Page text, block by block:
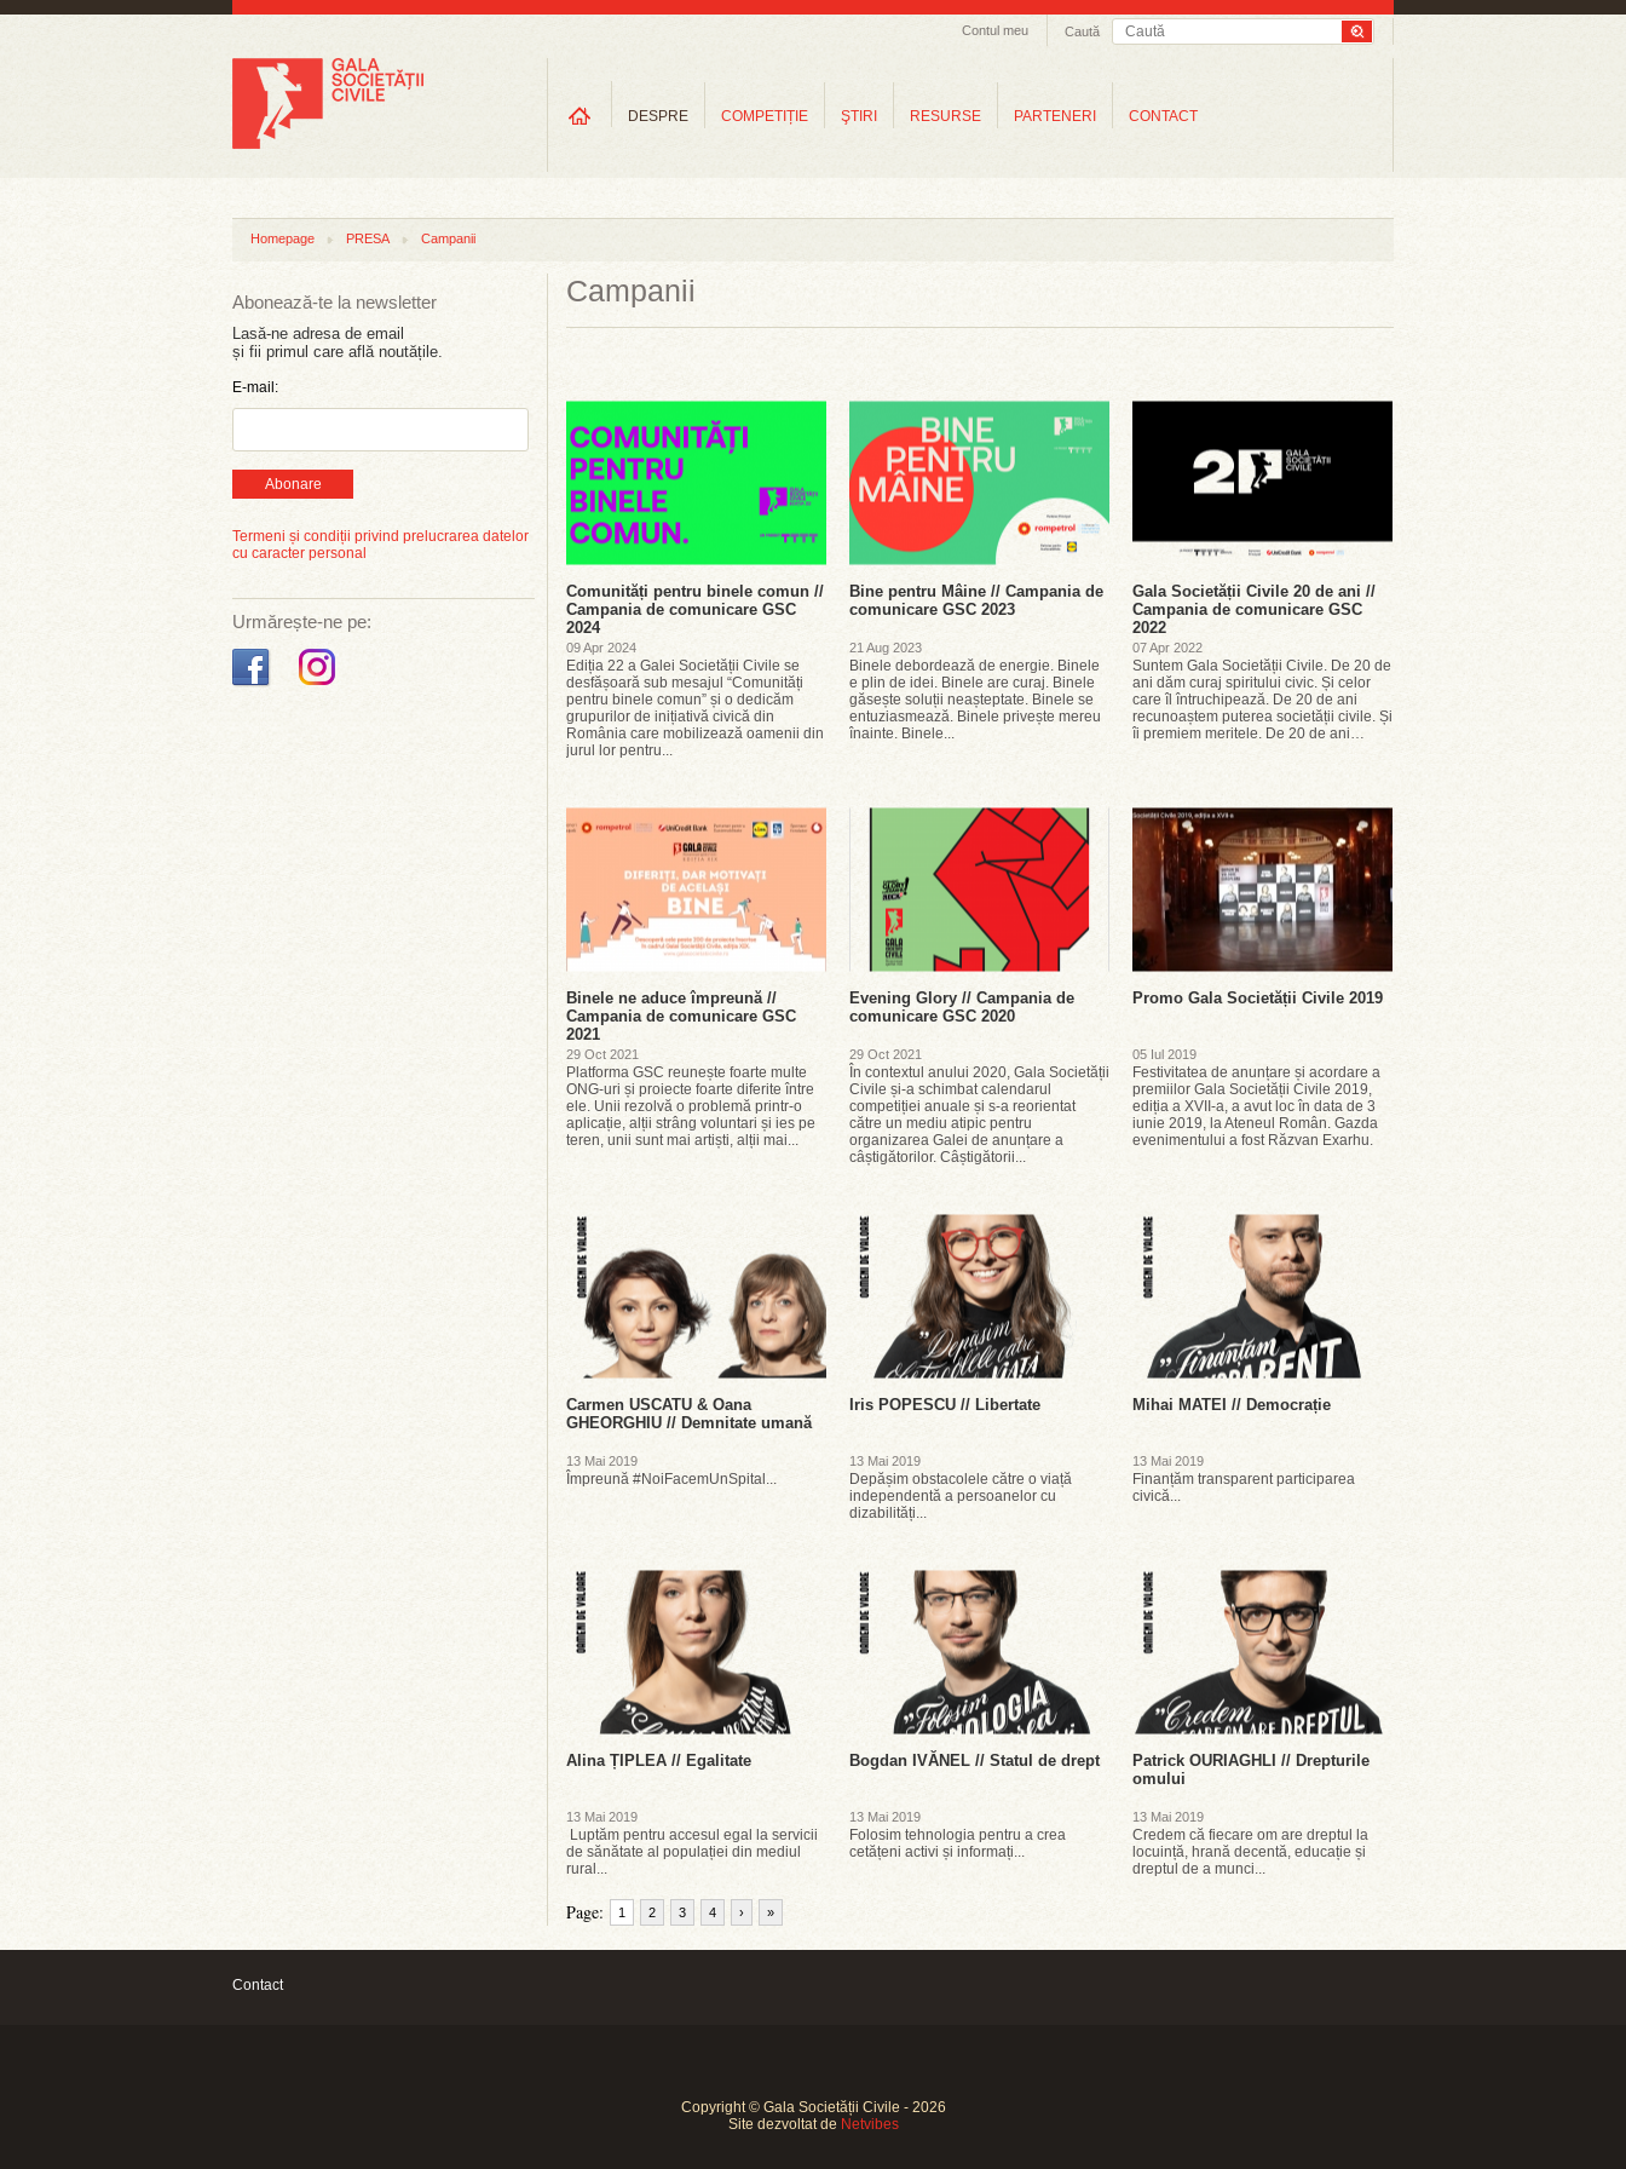
Caută
Contul meu
DESPRE COMPETIȚIE ŞTIRI RESURSE PARTENERI CONTACT
Homepage PRESA Campanii
Abonează-te la newsletter
Lasă-ne adresa de email
și fii primul care află noutățile.
E-mail:
Abonare
Termeni și condiții privind prelucrarea datelor
cu caracter personal
Urmărește-ne pe:
Campanii
Comunități pentru binele comun //
Campania de comunicare GSC
2024
09 Apr 2024
Ediția 22 a Galei Societății Civile se
desfășoară sub mesajul “Comunități
pentru binele comun” și o dedicăm
grupurilor de inițiativă civică din
România care mobilizează oamenii din
jurul lor pentru...
Bine pentru Mâine // Campania de
comunicare GSC 2023
21 Aug 2023
Binele debordează de energie. Binele
e plin de idei. Binele are curaj. Binele
găsește soluții neașteptate. Binele se
entuziasmează. Binele privește mereu
înainte. Binele...
Gala Societății Civile 20 de ani //
Campania de comunicare GSC
2022
07 Apr 2022
Suntem Gala Societății Civile. De 20 de
ani dăm curaj spiritului civic. Și celor
care îl întruchipează. De 20 de ani
recunoaștem puterea societății civile. Și
îi premiem meritele. De 20 de ani…
Binele ne aduce împreună //
Campania de comunicare GSC
2021
29 Oct 2021
Platforma GSC reunește foarte multe
ONG-uri și proiecte foarte diferite între
ele. Unii rezolvă o problemă printr-o
aplicație, alții strâng voluntari și ies pe
teren, unii sunt mai artiști, alții mai...
Evening Glory // Campania de
comunicare GSC 2020
29 Oct 2021
În contextul anului 2020, Gala Societății
Civile și-a schimbat calendarul
competiției anuale și s-a reorientat
către un mediu atipic pentru
organizarea Galei de anunțare a
câștigătorilor. Câștigătorii...
Promo Gala Societății Civile 2019
05 Iul 2019
Festivitatea de anunțare și acordare a
premiilor Gala Societății Civile 2019,
ediția a XVII-a, a avut loc în data de 3
iunie 2019, la Ateneul Român. Gazda
evenimentului a fost Răzvan Exarhu.
Carmen USCATU & Oana
GHEORGHIU // Demnitate umană
13 Mai 2019
Împreună #NoiFacemUnSpital...
Iris POPESCU // Libertate
13 Mai 2019
Depășim obstacolele către o viață
independentă a persoanelor cu
dizabilități...
Mihai MATEI // Democrație
13 Mai 2019
Finanțăm transparent participarea
civică...
Alina ȚIPLEA // Egalitate
13 Mai 2019
Luptăm pentru accesul egal la servicii
de sănătate al populației din mediul
rural...
Bogdan IVĂNEL // Statul de drept
13 Mai 2019
Folosim tehnologia pentru a crea
cetățeni activi și informați...
Patrick OURIAGHLI // Drepturile
omului
13 Mai 2019
Credem că fiecare om are dreptul la
locuință, hrană decentă, educație și
dreptul de a munci...
Page: 1 2 3 4 › »
Contact
Copyright © Gala Societății Civile - 2026
Site dezvoltat de Netvibes